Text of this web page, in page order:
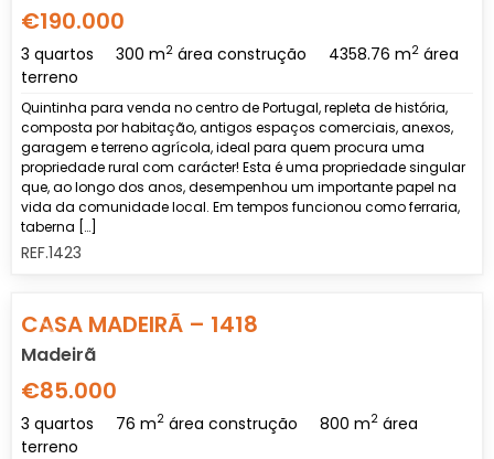
€190.000
3 quartos 300 m2 área construção 4358.76 m2 área
terreno
Quintinha para venda no centro de Portugal, repleta de história,
composta por habitação, antigos espaços comerciais, anexos,
garagem e terreno agrícola, ideal para quem procura uma
propriedade rural com carácter! Esta é uma propriedade singular
que, ao longo dos anos, desempenhou um importante papel na
vida da comunidade local. Em tempos funcionou como ferraria,
taberna […]
REF.1423
Previous
CASA MADEIRÃ – 1418
Madeirã
€85.000
3 quartos 76 m2 área construção 800 m2 área
terreno